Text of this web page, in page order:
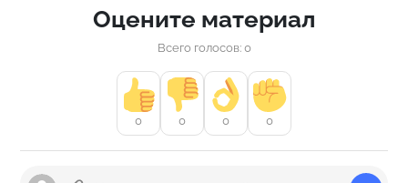
Оцените материал
Всего голосов: 0
0 0 0 0